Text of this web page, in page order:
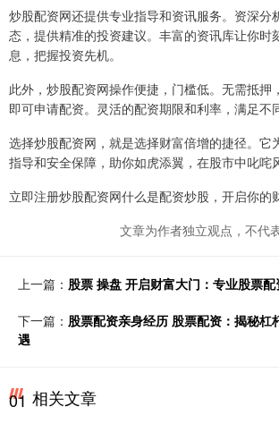
炒股配资网还提供专业指导和资讯服务。资深分
态，提供精准的投资建议。丰富的资讯库让你时
息，把握投资先机。
此外，炒股配资网操作便捷，门槛低。无需抵押
即可申请配资。灵活的配资期限和利率，满足不
选择炒股配资网，就是选择财富倍增的捷径。它
指导和安全保障，助你如虎添翼，在股市中叱咤
立即注册炒股配资网什么是配资炒股，开启你的
文章为作者独立观点，不代
上一篇： 股票 操盘 开启财富大门：专业股票
下一篇： 股票配资亲身经历 股票配资：揭秘杠
遇
01 相关文章